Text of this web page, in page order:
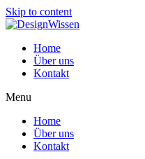
Skip to content
Home
Über uns
Kontakt
Menu
Home
Über uns
Kontakt